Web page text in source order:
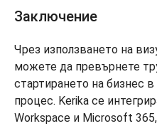
Заключение
Чрез използването на
можете да превърнете
стартирането на бизнес
процес. Kerika се
Workspace и Microsoft